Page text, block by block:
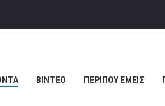
ΒΊΝΤΕΟ ΠΕΡΊΠΟΥ ΕΜΕΊΣ